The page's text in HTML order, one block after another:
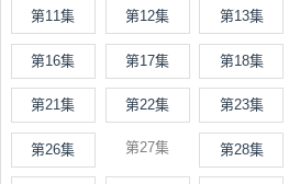
第11集 第12集 第13集
第16集 第17集 第18集
第21集 第22集 第23集
第26集 第27集 第28集